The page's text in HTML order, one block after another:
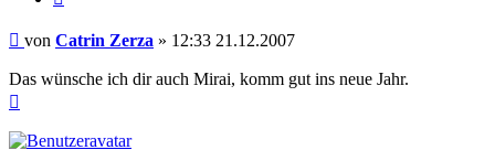
Beitrag
von Catrin Zerza » 12:33 21.12.2007
Das wünsche ich dir auch Mirai, komm gut ins neue Jahr.